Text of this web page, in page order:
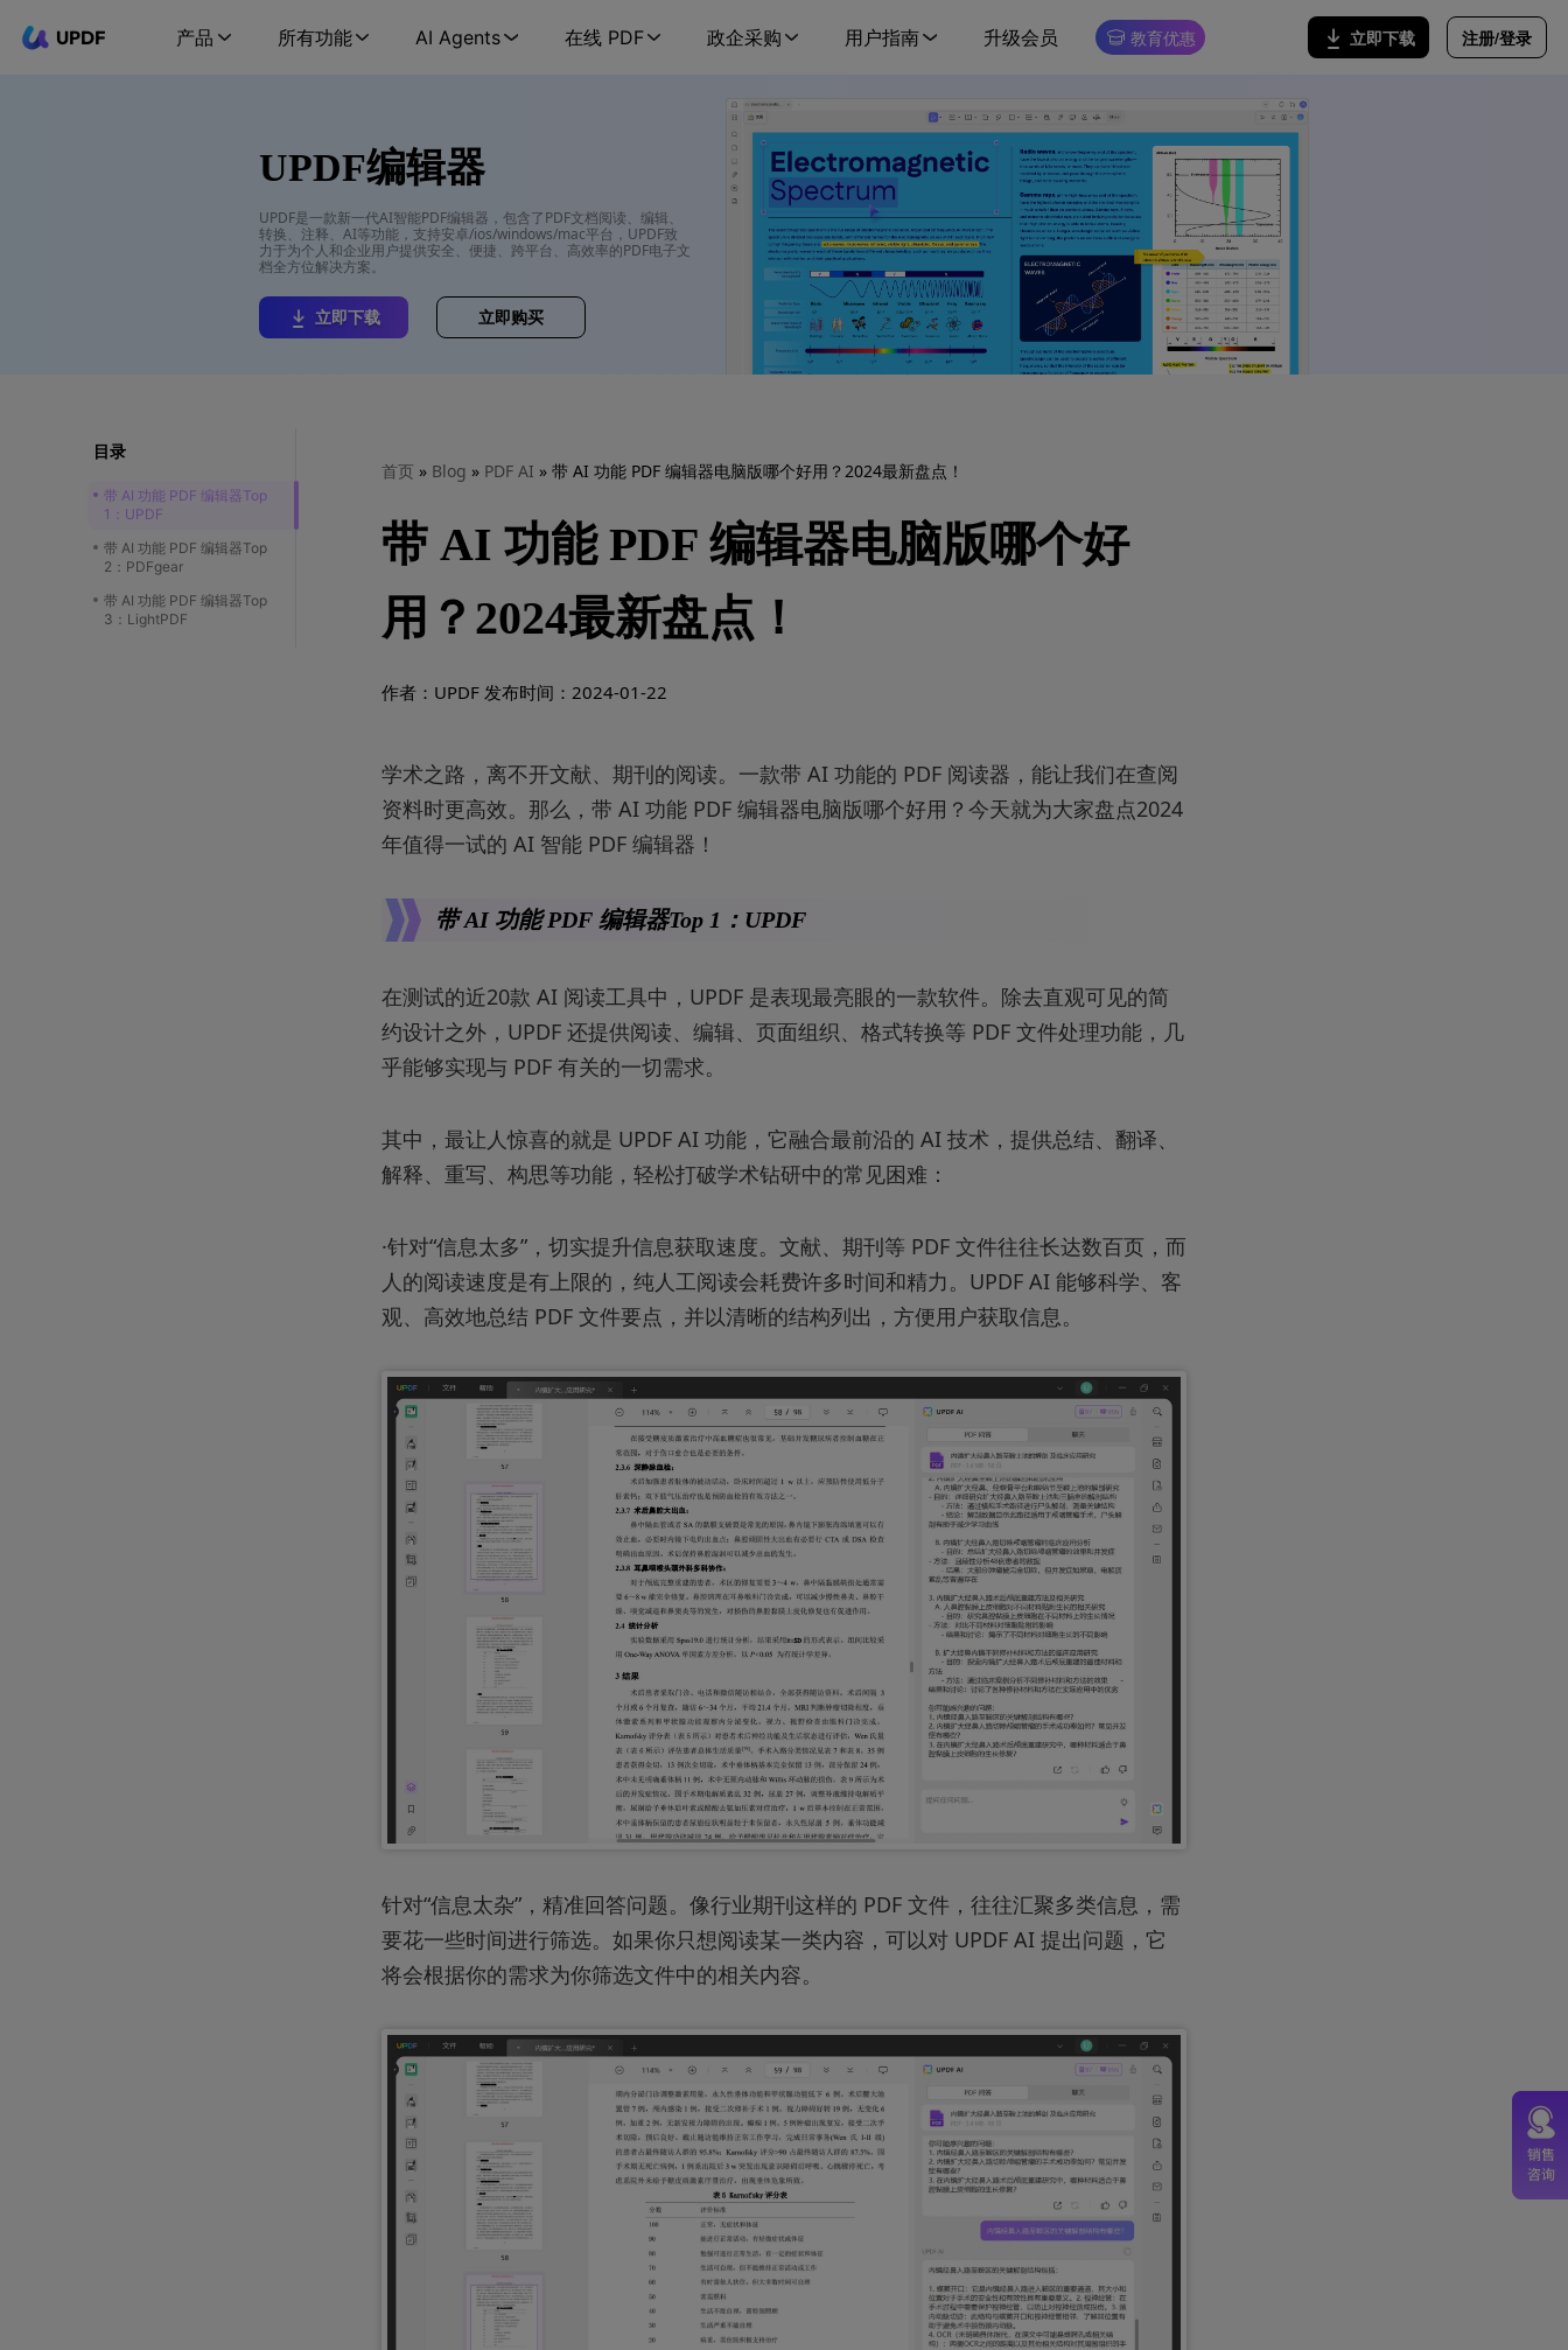
UPDF 产品 所有功能 AI Agents 在线 PDF 政企采购 用户指南 升级会员 教育优惠 立即下载 注册/登录
UPDF编辑器
UPDF是一款新一代AI智能PDF编辑器，包含了PDF文档阅读、编辑、
转换、注释、AI等功能，支持安卓/ios/windows/mac平台，UPDF致
力于为个人和企业用户提供安全、便捷、跨平台、高效率的PDF电子文
档全方位解决方案。
立即下载 立即购买
目录
带 AI 功能 PDF 编辑器Top
1：UPDF
带 AI 功能 PDF 编辑器Top
2：PDFgear
带 AI 功能 PDF 编辑器Top
3：LightPDF
首页 » Blog » PDF AI » 带 AI 功能 PDF 编辑器电脑版哪个好用？2024最新盘点！
带 AI 功能 PDF 编辑器电脑版哪个好
用？2024最新盘点！
作者：UPDF 发布时间：2024-01-22
学术之路，离不开文献、期刊的阅读。一款带 AI 功能的 PDF 阅读器，能让我们在查阅
资料时更高效。那么，带 AI 功能 PDF 编辑器电脑版哪个好用？今天就为大家盘点2024
年值得一试的 AI 智能 PDF 编辑器！
带 AI 功能 PDF 编辑器Top 1：UPDF
在测试的近20款 AI 阅读工具中，UPDF 是表现最亮眼的一款软件。除去直观可见的简
约设计之外，UPDF 还提供阅读、编辑、页面组织、格式转换等 PDF 文件处理功能，几
乎能够实现与 PDF 有关的一切需求。
其中，最让人惊喜的就是 UPDF AI 功能，它融合最前沿的 AI 技术，提供总结、翻译、
解释、重写、构思等功能，轻松打破学术钻研中的常见困难：
·针对“信息太多”，切实提升信息获取速度。文献、期刊等 PDF 文件往往长达数百页，而
人的阅读速度是有上限的，纯人工阅读会耗费许多时间和精力。UPDF AI 能够科学、客
观、高效地总结 PDF 文件要点，并以清晰的结构列出，方便用户获取信息。
针对“信息太杂”，精准回答问题。像行业期刊这样的 PDF 文件，往往汇聚多类信息，需
要花一些时间进行筛选。如果你只想阅读某一类内容，可以对 UPDF AI 提出问题，它
将会根据你的需求为你筛选文件中的相关内容。